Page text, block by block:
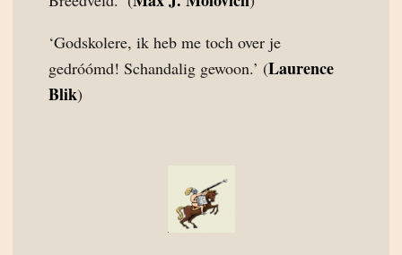
‘Godskolere, ik heb me toch over je
gedróómd! Schandalig gewoon.’ (Laurence
Blik)